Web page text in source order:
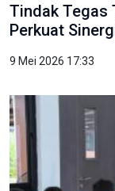
Tindak Tegas
Perkuat
9 Mei 2026 17:33